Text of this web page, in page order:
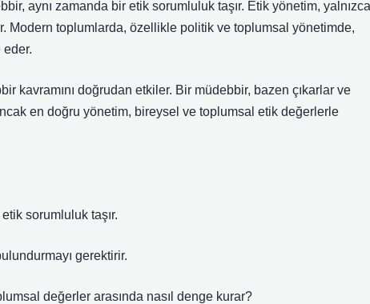
aynı zamanda bir etik sorumluluk taşır. Etik yönetim, yalnızca
Modern toplumlarda, özellikle politik ve toplumsal yönetimde,
eder.
kavramını doğrudan etkiler. Bir müdebbir, bazen çıkarlar ve
en doğru yönetim, bireysel ve toplumsal etik değerlerle
sorumluluk taşır.
gerektirir.
değerler arasında nasıl denge kurar?